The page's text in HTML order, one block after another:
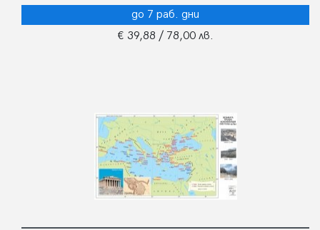
до 7 раб. дни
€ 39,88 / 78,00 лв.